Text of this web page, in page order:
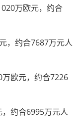
万欧元，约合
，约合7687万元人
欧元，约合7226
约合6995万元人